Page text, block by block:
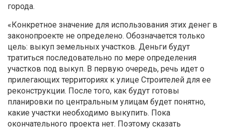
города.
«Конкретное значение для использования этих денег в
законопроекте не определено. Обозначается только
цель: выкуп земельных участков. Деньги будут
тратиться последовательно по мере определения
участков под выкуп. В первую очередь, речь идет о
прилегающих территориях к улице Строителей для ее
реконструкции. После того, как будут готовы
планировки по центральным улицам будет понятно,
какие участки необходимо выкупить. Пока
окончательного проекта нет. Поэтому сказать